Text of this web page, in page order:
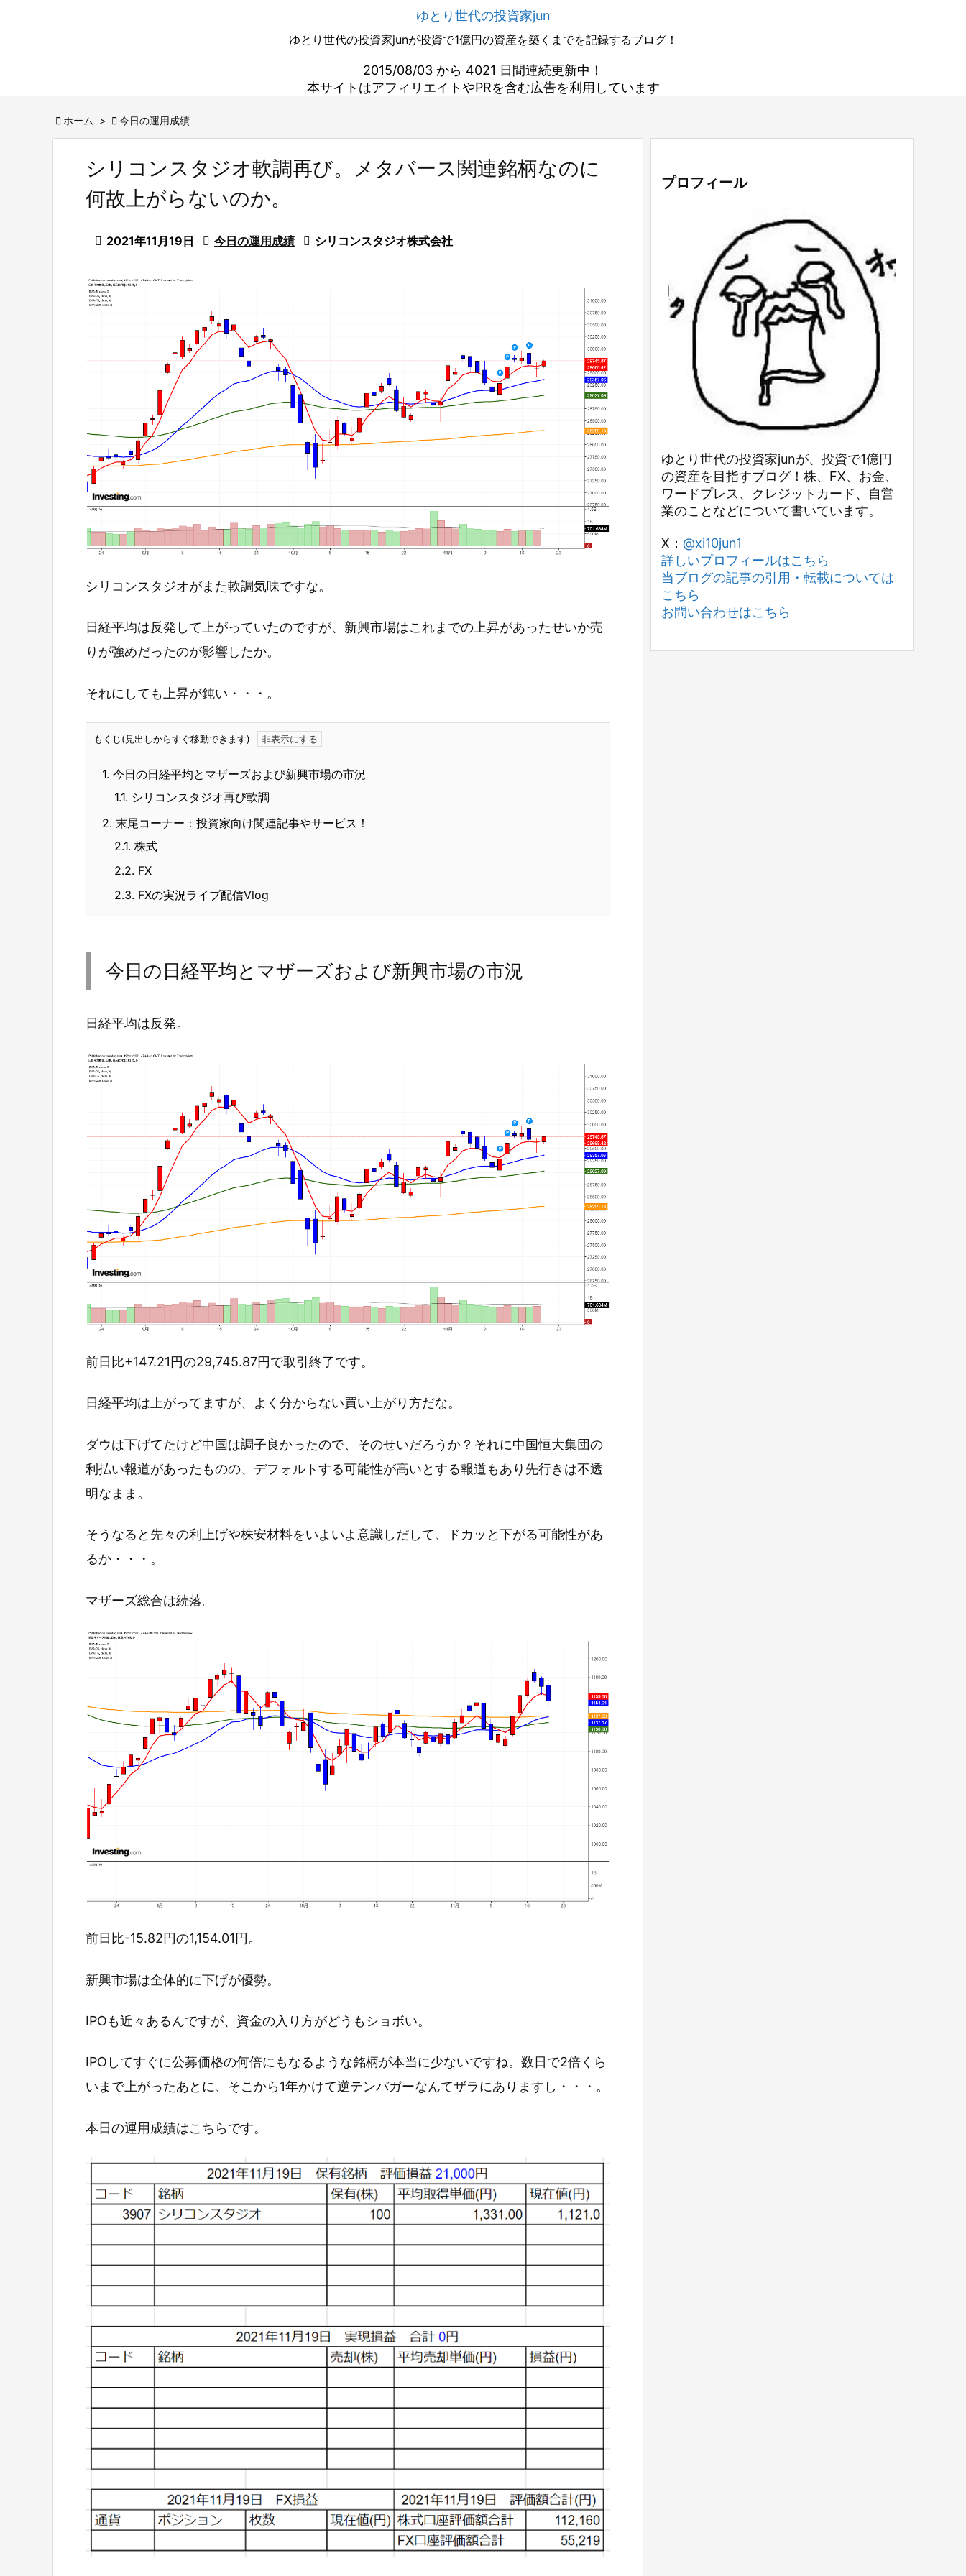
ゆとり世代の投資家jun
ゆとり世代の投資家junが投資で1億円の資産を築くまでを記録するブログ！
2015/08/03 から 4021 日間連続更新中！
本サイトはアフィリエイトやPRを含む広告を利用しています
 ホーム >  今日の運用成績
シリコンスタジオ軟調再び。メタバース関連銘柄なのに
何故上がらないのか。
 2021年11月19日  今日の運用成績  シリコンスタジオ株式会社
シリコンスタジオがまた軟調気味ですな。
日経平均は反発して上がっていたのですが、新興市場はこれまでの上昇があったせいか売
りが強めだったのが影響したか。
それにしても上昇が鈍い・・・。
もくじ(見出しからすぐ移動できます)
1. 今日の日経平均とマザーズおよび新興市場の市況
1.1. シリコンスタジオ再び軟調
2. 末尾コーナー：投資家向け関連記事やサービス！
2.1. 株式
2.2. FX
2.3. FXの実況ライブ配信Vlog
今日の日経平均とマザーズおよび新興市場の市況
日経平均は反発。
前日比+147.21円の29,745.87円で取引終了です。
日経平均は上がってますが、よく分からない買い上がり方だな。
ダウは下げてたけど中国は調子良かったので、そのせいだろうか？それに中国恒大集団の
利払い報道があったものの、デフォルトする可能性が高いとする報道もあり先行きは不透
明なまま。
そうなると先々の利上げや株安材料をいよいよ意識しだして、ドカッと下がる可能性があ
るか・・・。
マザーズ総合は続落。
前日比-15.82円の1,154.01円。
新興市場は全体的に下げが優勢。
IPOも近々あるんですが、資金の入り方がどうもショボい。
IPOしてすぐに公募価格の何倍にもなるような銘柄が本当に少ないですね。数日で2倍くら
いまで上がったあとに、そこから1年かけて逆テンバガーなんてザラにありますし・・・。
本日の運用成績はこちらです。
プロフィール
ゆとり世代の投資家junが、投資で1億円
の資産を目指すブログ！株、FX、お金、
ワードプレス、クレジットカード、自営
業のことなどについて書いています。
X： @xi10jun1
詳しいプロフィールはこちら
当ブログの記事の引用・転載については
こちら
お問い合わせはこちら